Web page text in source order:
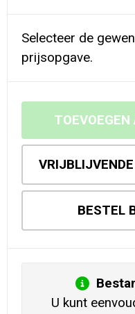
Selecteer de
prijsopgave.
TOEVOEGEN
BESTEL
U kunt